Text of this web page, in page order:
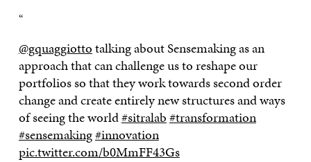
“
@gquaggiottotalking about Sensemaking as an
approach that can challenge us to reshape our
portfolios so that they work towards second order
change and create entirely new structures and ways
of seeing the world#sitralab#transformation
#sensemaking#innovation
pic.twitter.com/b0MmFF43Gs